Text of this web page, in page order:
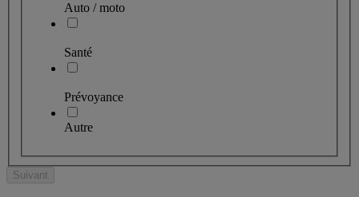
Auto / moto
Santé
Prévoyance
Autre
Suivant